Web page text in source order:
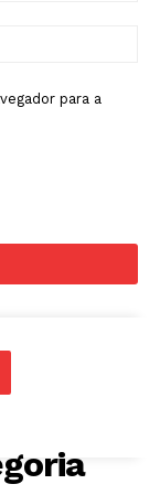
para a